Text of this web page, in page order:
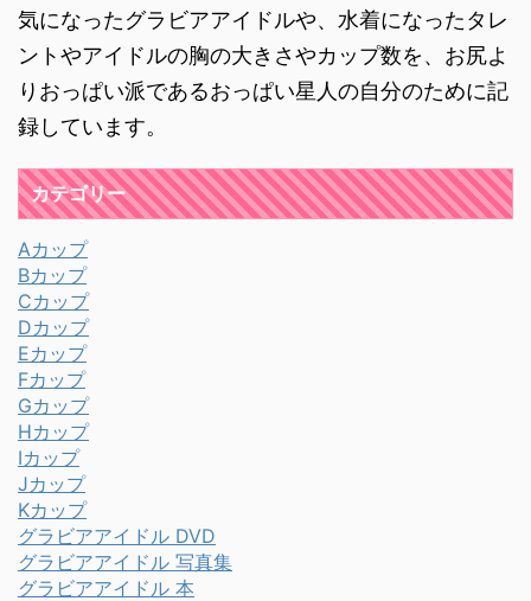
気になったグラビアアイドルや、水着になったタレ
ントやアイドルの胸の大きさやカップ数を、お尻よ
りおっぱい派であるおっぱい星人の自分のために記
録しています。
カテゴリー
Aカップ
Bカップ
Cカップ
Dカップ
Eカップ
Fカップ
Gカップ
Hカップ
Iカップ
Jカップ
Kカップ
グラビアアイドル DVD
グラビアアイドル 写真集
グラビアアイドル 本